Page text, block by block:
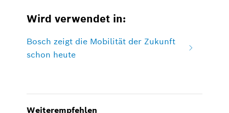
Wird verwendet in:
Bosch zeigt die Mobilität der Zukunft
schon heute
Weiterempfehlen